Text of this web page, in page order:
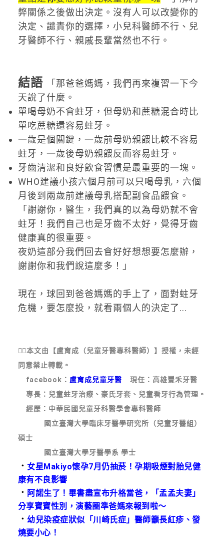
弊關係之後做出決定。沒有人可以改變你的
決定、譴責你的選擇，小兒科醫師不行、兒
牙醫師不行、親戚長輩當然也不行。
結語
「那爸爸媽媽，我們再來複習一下今
天說了什麼。
單喝母奶不會蛀牙，但母奶和蔗糖混合時比
單吃蔗糖還容易蛀牙。
一歲是個關鍵，一歲前母奶親餵比較不容易
蛀牙，一歲後母奶親餵反而容易蛀牙。
牙齒清潔和良好飲食習慣是最重要的一塊。
WHO建議小孩六個月前可以只喝母乳，六個
月後到兩歲前建議母乳搭配副食品餵食。
「謝謝你，醫生，我們真的以為母奶就不會
蛀牙！我們自己也是牙齒不太好，覺得牙齒
健康真的很重要。
夜奶這部分我們回去會好好想想要怎麼辦，
謝謝你和我們說這麼多！」
現在，球回到爸爸媽媽的手上了，面對蛀牙
危機，要怎麼投，就看兩個人的決定了...
💁‍♂本文由【盧育成（兒童牙醫專科醫師）】授權，未經
同意禁止轉載。
facebook： 盧育成兒童牙醫 現任：高雄豐禾牙醫
專長：兒童蛀牙治療、豪氏牙套、兒童看牙行為管理。
經歷：中華民國兒童牙科醫學會專科醫師
國立臺灣大學臨床牙醫學研究所（兒童牙醫組）
碩士
國立臺灣大學牙醫學系 學士
． 女星Makiyo懷孕7月仍抽菸！孕期吸煙對胎兒健
康有不良影響
． 阿諾生了！畢書盡宣布升格當爸，「孟孟夫妻」
分享寶寶性別，演藝圈準爸媽來報到啦～
．幼兒染疫症狀似「川崎氏症」醫師籲長紅疹、發
燒要小心！